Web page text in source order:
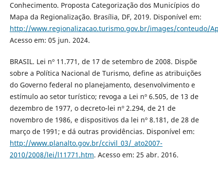
Conhecimento. Proposta Categorização dos Municípios do
Mapa da Regionalização. Brasília, DF, 2019. Disponível em:
http://www.regionalizacao.turismo.gov.br/images/conteudo/
Acesso em: 05 jun. 2024.
BRASIL. Lei nº 11.771, de 17 de setembro de 2008. Dispõe
sobre a Política Nacional de Turismo, define as atribuições
do Governo federal no planejamento, desenvolvimento e
estímulo ao setor turístico; revoga a Lei nº 6.505, de 13 de
dezembro de 1977, o decreto-lei nº 2.294, de 21 de
novembro de 1986, e dispositivos da lei nº 8.181, de 28 de
março de 1991; e dá outras providências. Disponível em:
http://www.planalto.gov.br/ccivil_03/_ato2007-
2010/2008/lei/l11771.htm. Acesso em: 25 abr. 2016.